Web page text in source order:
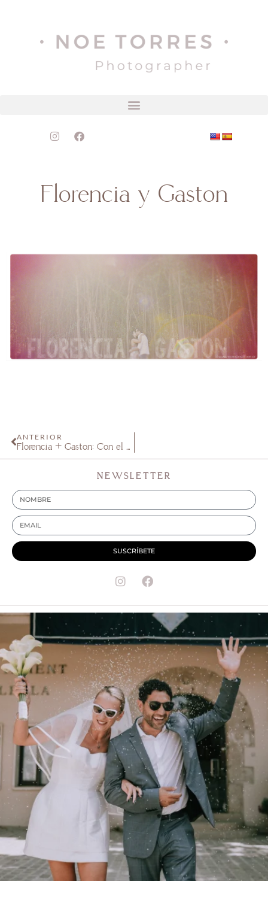
Florencia y Gastón
ANTERIOR
Florencia + Gastón: Con él a mi lado.
NEWSLETTER
SUSCRÍBETE